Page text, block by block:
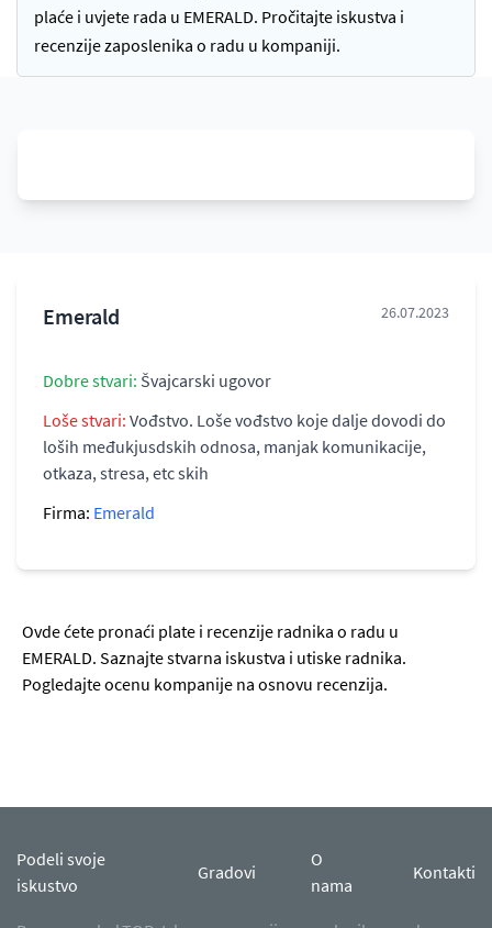
plaće i uvjete rada u EMERALD. Pročitajte iskustva i
recenzije zaposlenika o radu u kompaniji.
Emerald 26.07.2023
Dobre stvari: Švajcarski ugovor
Loše stvari: Vođstvo. Loše vođstvo koje dalje dovodi do
loših međukjusdskih odnosa, manjak komunikacije,
otkaza, stresa, etc skih
Firma: Emerald
Ovde ćete pronaći plate i recenzije radnika o radu u
EMERALD. Saznajte stvarna iskustva i utiske radnika.
Pogledajte ocenu kompanije na osnovu recenzija.
Podeli svoje
iskustvo
Gradovi
O
nama
Kontakti